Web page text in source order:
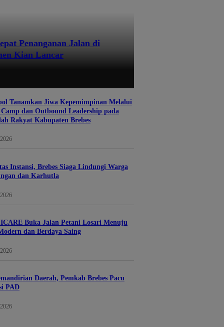
Penanganan Jalan di
Kian Lancar
Tanamkan Jiwa Kepemimpinan Melalui
dan Outbound Leadership pada
Rakyat Kabupaten Brebes
Instansi, Brebes Siaga Lindungi Warga
dan Karhutla
Buka Jalan Petani Losari Menuju
dan Berdaya Saing
Daerah, Pemkab Brebes Pacu
PAD